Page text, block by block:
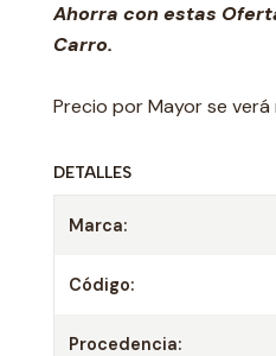
Ahorra con estas
Carro.
Precio por Mayor se
DETALLES
Marca:
Código:
Procedencia: